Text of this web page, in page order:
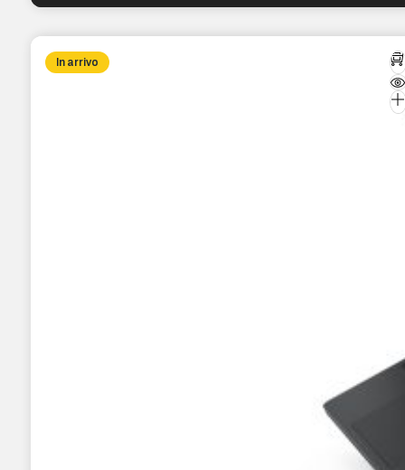
In arrivo